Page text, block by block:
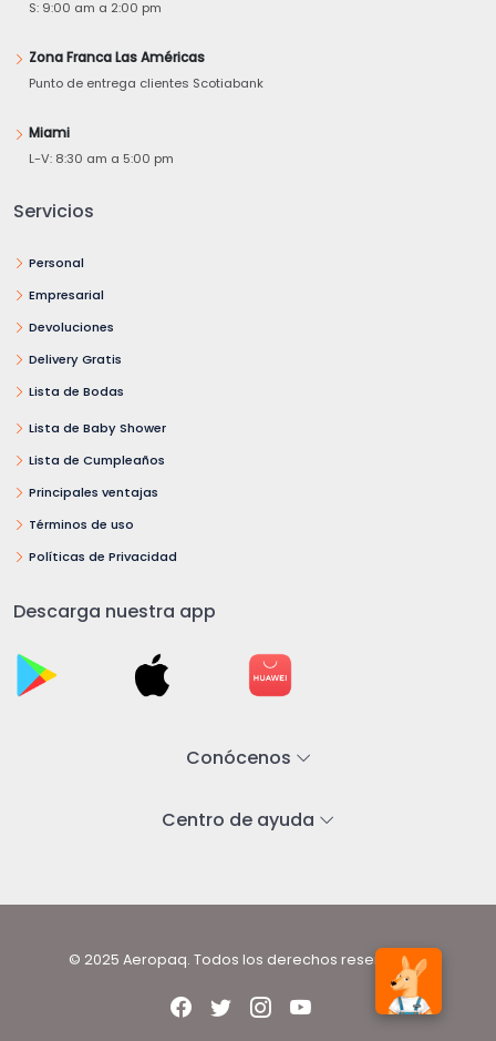
S: 9:00 am a 2:00 pm
Zona Franca Las Américas
Punto de entrega clientes Scotiabank
Miami
L-V: 8:30 am a 5:00 pm
Servicios
Personal
Empresarial
Devoluciones
Delivery Gratis
Lista de Bodas
Lista de Baby Shower
Lista de Cumpleaños
Principales ventajas
Términos de uso
Políticas de Privacidad
Descarga nuestra app
Conócenos
Centro de ayuda
© 2025 Aeropaq. Todos los derechos reservados.